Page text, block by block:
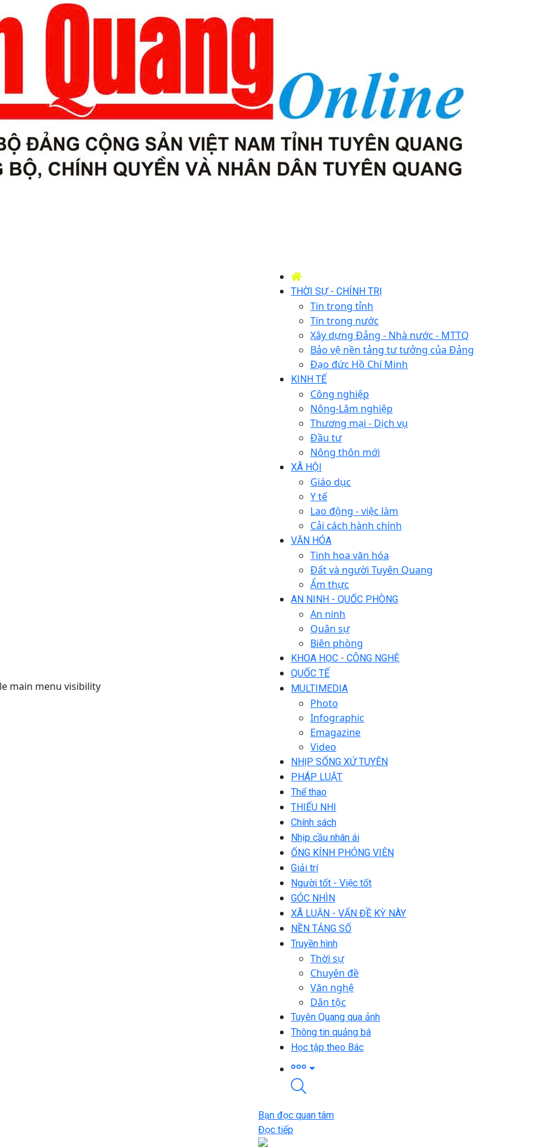
main menu visibility
THỜI SỰ - CHÍNH TRỊ
Tin trong tỉnh
Tin trong nước
Xây dựng Đảng - Nhà nước - MTTQ
Bảo vệ nền tảng tư tưởng của Đảng
Đạo đức Hồ Chí Minh
KINH TẾ
Công nghiệp
Nông-Lâm nghiệp
Thương mại - Dịch vụ
Đầu tư
Nông thôn mới
XÃ HỘI
Giáo dục
Y tế
Lao động - việc làm
Cải cách hành chính
VĂN HÓA
Tinh hoa văn hóa
Đất và người Tuyên Quang
Ẩm thực
AN NINH - QUỐC PHÒNG
An ninh
Quân sự
Biên phòng
KHOA HỌC - CÔNG NGHỆ
QUỐC TẾ
MULTIMEDIA
Photo
Infographic
Emagazine
Video
NHỊP SỐNG XỨ TUYÊN
PHÁP LUẬT
Thể thao
THIẾU NHI
Chính sách
Nhịp cầu nhân ái
ỐNG KÍNH PHÓNG VIÊN
Giải trí
Người tốt - Việc tốt
GÓC NHÌN
XÃ LUẬN - VẤN ĐỀ KỲ NÀY
NỀN TẢNG SỐ
Truyền hình
Thời sự
Chuyên đề
Văn nghệ
Dân tộc
Tuyên Quang qua ảnh
Thông tin quảng bá
Học tập theo Bác
Bạn đọc quan tâm
Đọc tiếp